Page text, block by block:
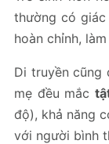
thường có giác
hoàn chỉnh,
Di truyền cũng
mẹ đều mắc
độ), khả năng
với người bình